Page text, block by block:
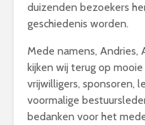
duizenden bezoekers
geschiedenis worden.
Mede namens, Andries,
kijken wij terug op
vrijwilligers, sponsoren,
voormalige
bedanken voor het